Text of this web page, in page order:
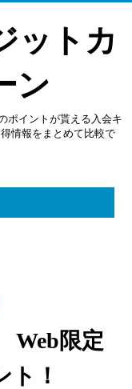
ットカ
ン
ポイントが貰える入会キ
情報をまとめて比較で
限定
ト！